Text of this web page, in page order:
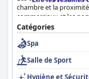
chambre et la
commerciaux et les
déjeuner est
un grand choix de
exceptionnel par son
volonté de se
agréable. L'hôtel
différents budgets et
Catégories
Spa
Salle de Sport
Hygiène et